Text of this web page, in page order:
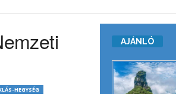
HEGYSÉG
AJÁNLÓ